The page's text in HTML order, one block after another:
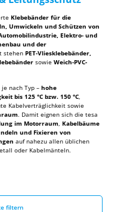
Klebebänder für die
Umwickeln und Schützen von
Elektro- und
und der
stehen PET-Vliesklebebänder,
sowie Weich-PVC-
nach Typ – hohe
bis 125 °C bzw. 150 °C,
Kabelverträglichkeit sowie
. Damit eignen sich die tesa
im Motorraum, Kabelbäume
und Fixieren von
auf nahezu allen üblichen
oder Kabelmänteln.
filtern